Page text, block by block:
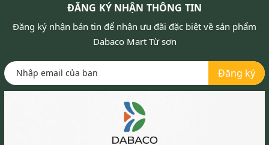
ĐĂNG KÝ NHẬN THÔNG TIN
Đăng ký nhận bản tin để nhận ưu đãi đặc biệt về sản phẩm
Dabaco Mart Từ sơn
Đăng ký